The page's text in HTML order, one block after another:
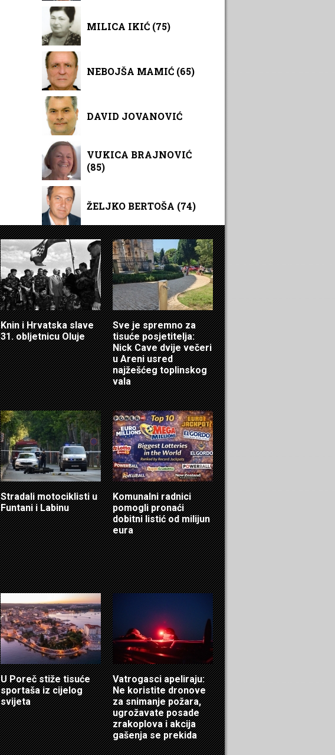
MILICA IKIĆ (75)
NEBOJŠA MAMIĆ (65)
DAVID JOVANOVIĆ
VUKICA BRAJNOVIĆ
(85)
ŽELJKO BERTOŠA (74)
Knin i Hrvatska slave
31. obljetnicu Oluje
Sve je spremno za
tisuće posjetitelja:
Nick Cave dvije večeri
u Areni usred
najžešćeg toplinskog
vala
Stradali motociklisti u
Funtani i Labinu
Komunalni radnici
pomogli pronaći
dobitni listić od milijun
eura
U Poreč stiže tisuće
sportaša iz cijelog
svijeta
Vatrogasci apeliraju:
Ne koristite dronove
za snimanje požara,
ugrožavate posade
zrakoplova i akcija
gašenja se prekida